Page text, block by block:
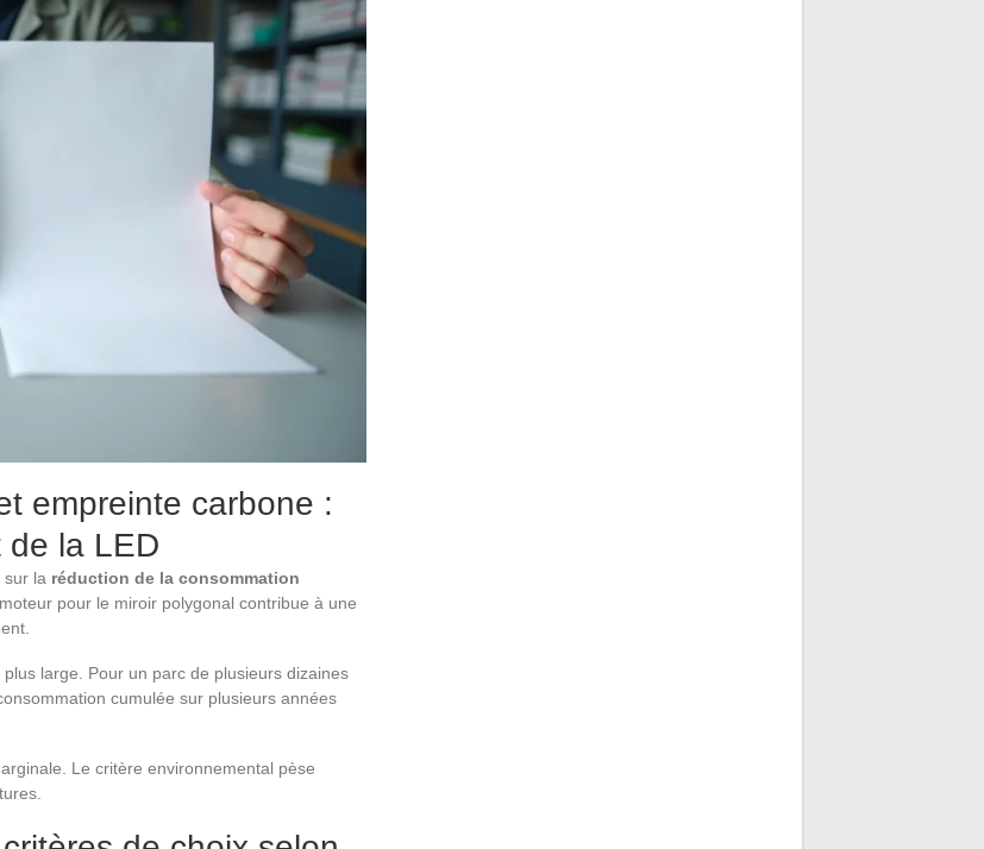
empreinte carbone :
de la LED
sur la réduction de la consommation
moteur pour le miroir polygonal contribue à une
large. Pour un parc de plusieurs dizaines
cumulée sur plusieurs années
Le critère environnemental pèse